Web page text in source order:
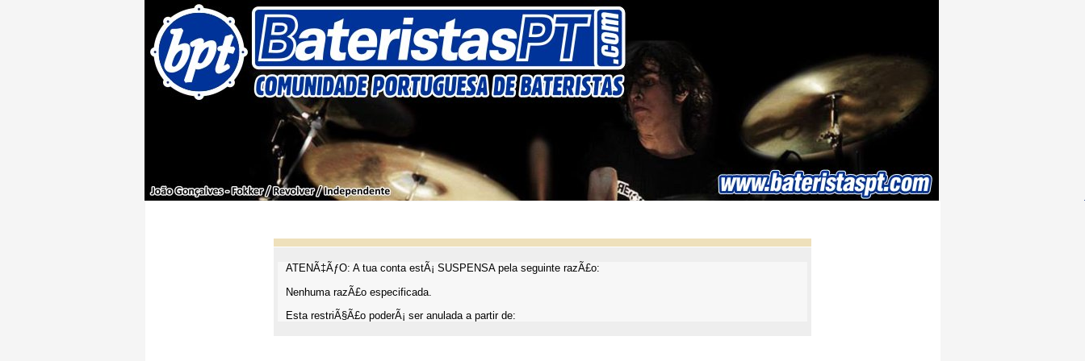
ATENÃ‡ÃƒO: A tua conta estÃ¡ SUSPENSA pela seguinte razÃ£o:
Nenhuma razÃ£o especificada.
Esta restriÃ§Ã£o poderÃ¡ ser anulada a partir de: